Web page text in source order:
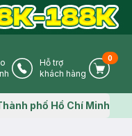
IconPhone Icon
Hỗ trợ
khách hàng
Cart
0
Map iconphố Hồ Chí Minh